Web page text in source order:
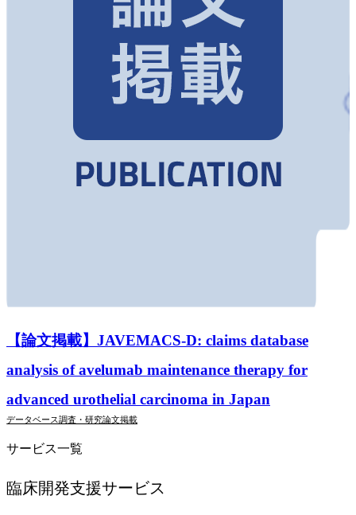
【論文掲載】JAVEMACS-D: claims database
analysis of avelumab maintenance therapy for
advanced urothelial carcinoma in Japan
データベース調査・研究論文掲載
サービス一覧
臨床開発支援サービス